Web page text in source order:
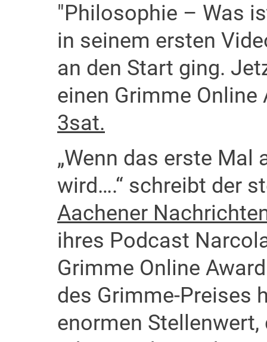
"Philosophie – Was
in seinem ersten
an den Start ging.
einen Grimme
3sat.
„Wenn das erste
wird….“ schreibt der
Aachener
ihres Podcast
Grimme Online
des Grimme-Preises
enormen